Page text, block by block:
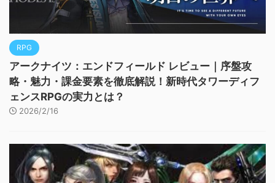
RPG
アークナイツ：エンドフィールド レビュー｜序盤攻
略・魅力・課金要素を徹底解説！新時代タワーディフ
ェンスRPGの実力とは？
2026/2/16